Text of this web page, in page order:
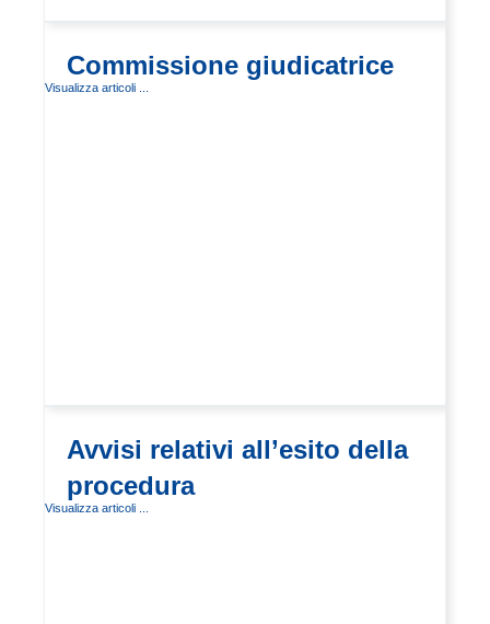
Commissione giudicatrice
Visualizza articoli ...
Avvisi relativi all’esito della
procedura
Visualizza articoli ...